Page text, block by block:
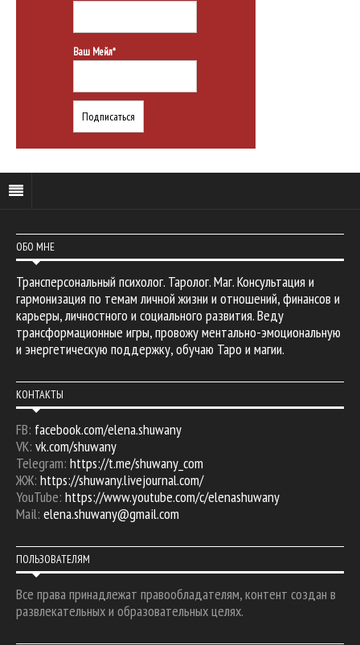
Ваш Мейл*
ОБО МНЕ
Трансперсональный психолог. Таролог. Маг. Консультация и
гармонизация по темам личной жизни и отношений, финансов и
карьеры, личностного и социального развития. Веду
трансформационные игры, провожу ментально-эмоциональную
и энергетическую поддержку, обучаю Таро и магии.
КОНТАКТЫ
FB: facebook.com/elena.shuwany
VK: vk.com/shuwany
Telegram: https://t.me/shuwany_com
ЖЖ: https://shuwany.livejournal.com/
YouTube: https://www.youtube.com/c/elenashuwany
Mail: elena.shuwany@gmail.com
ПОЛЬЗОВАТЕЛЯМ
Все права принадлежат правообладателям, контент создан в
развлекательных и образовательных целях.